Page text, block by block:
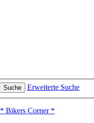
Suche Erweiterte Suche
* Bikers Corner *